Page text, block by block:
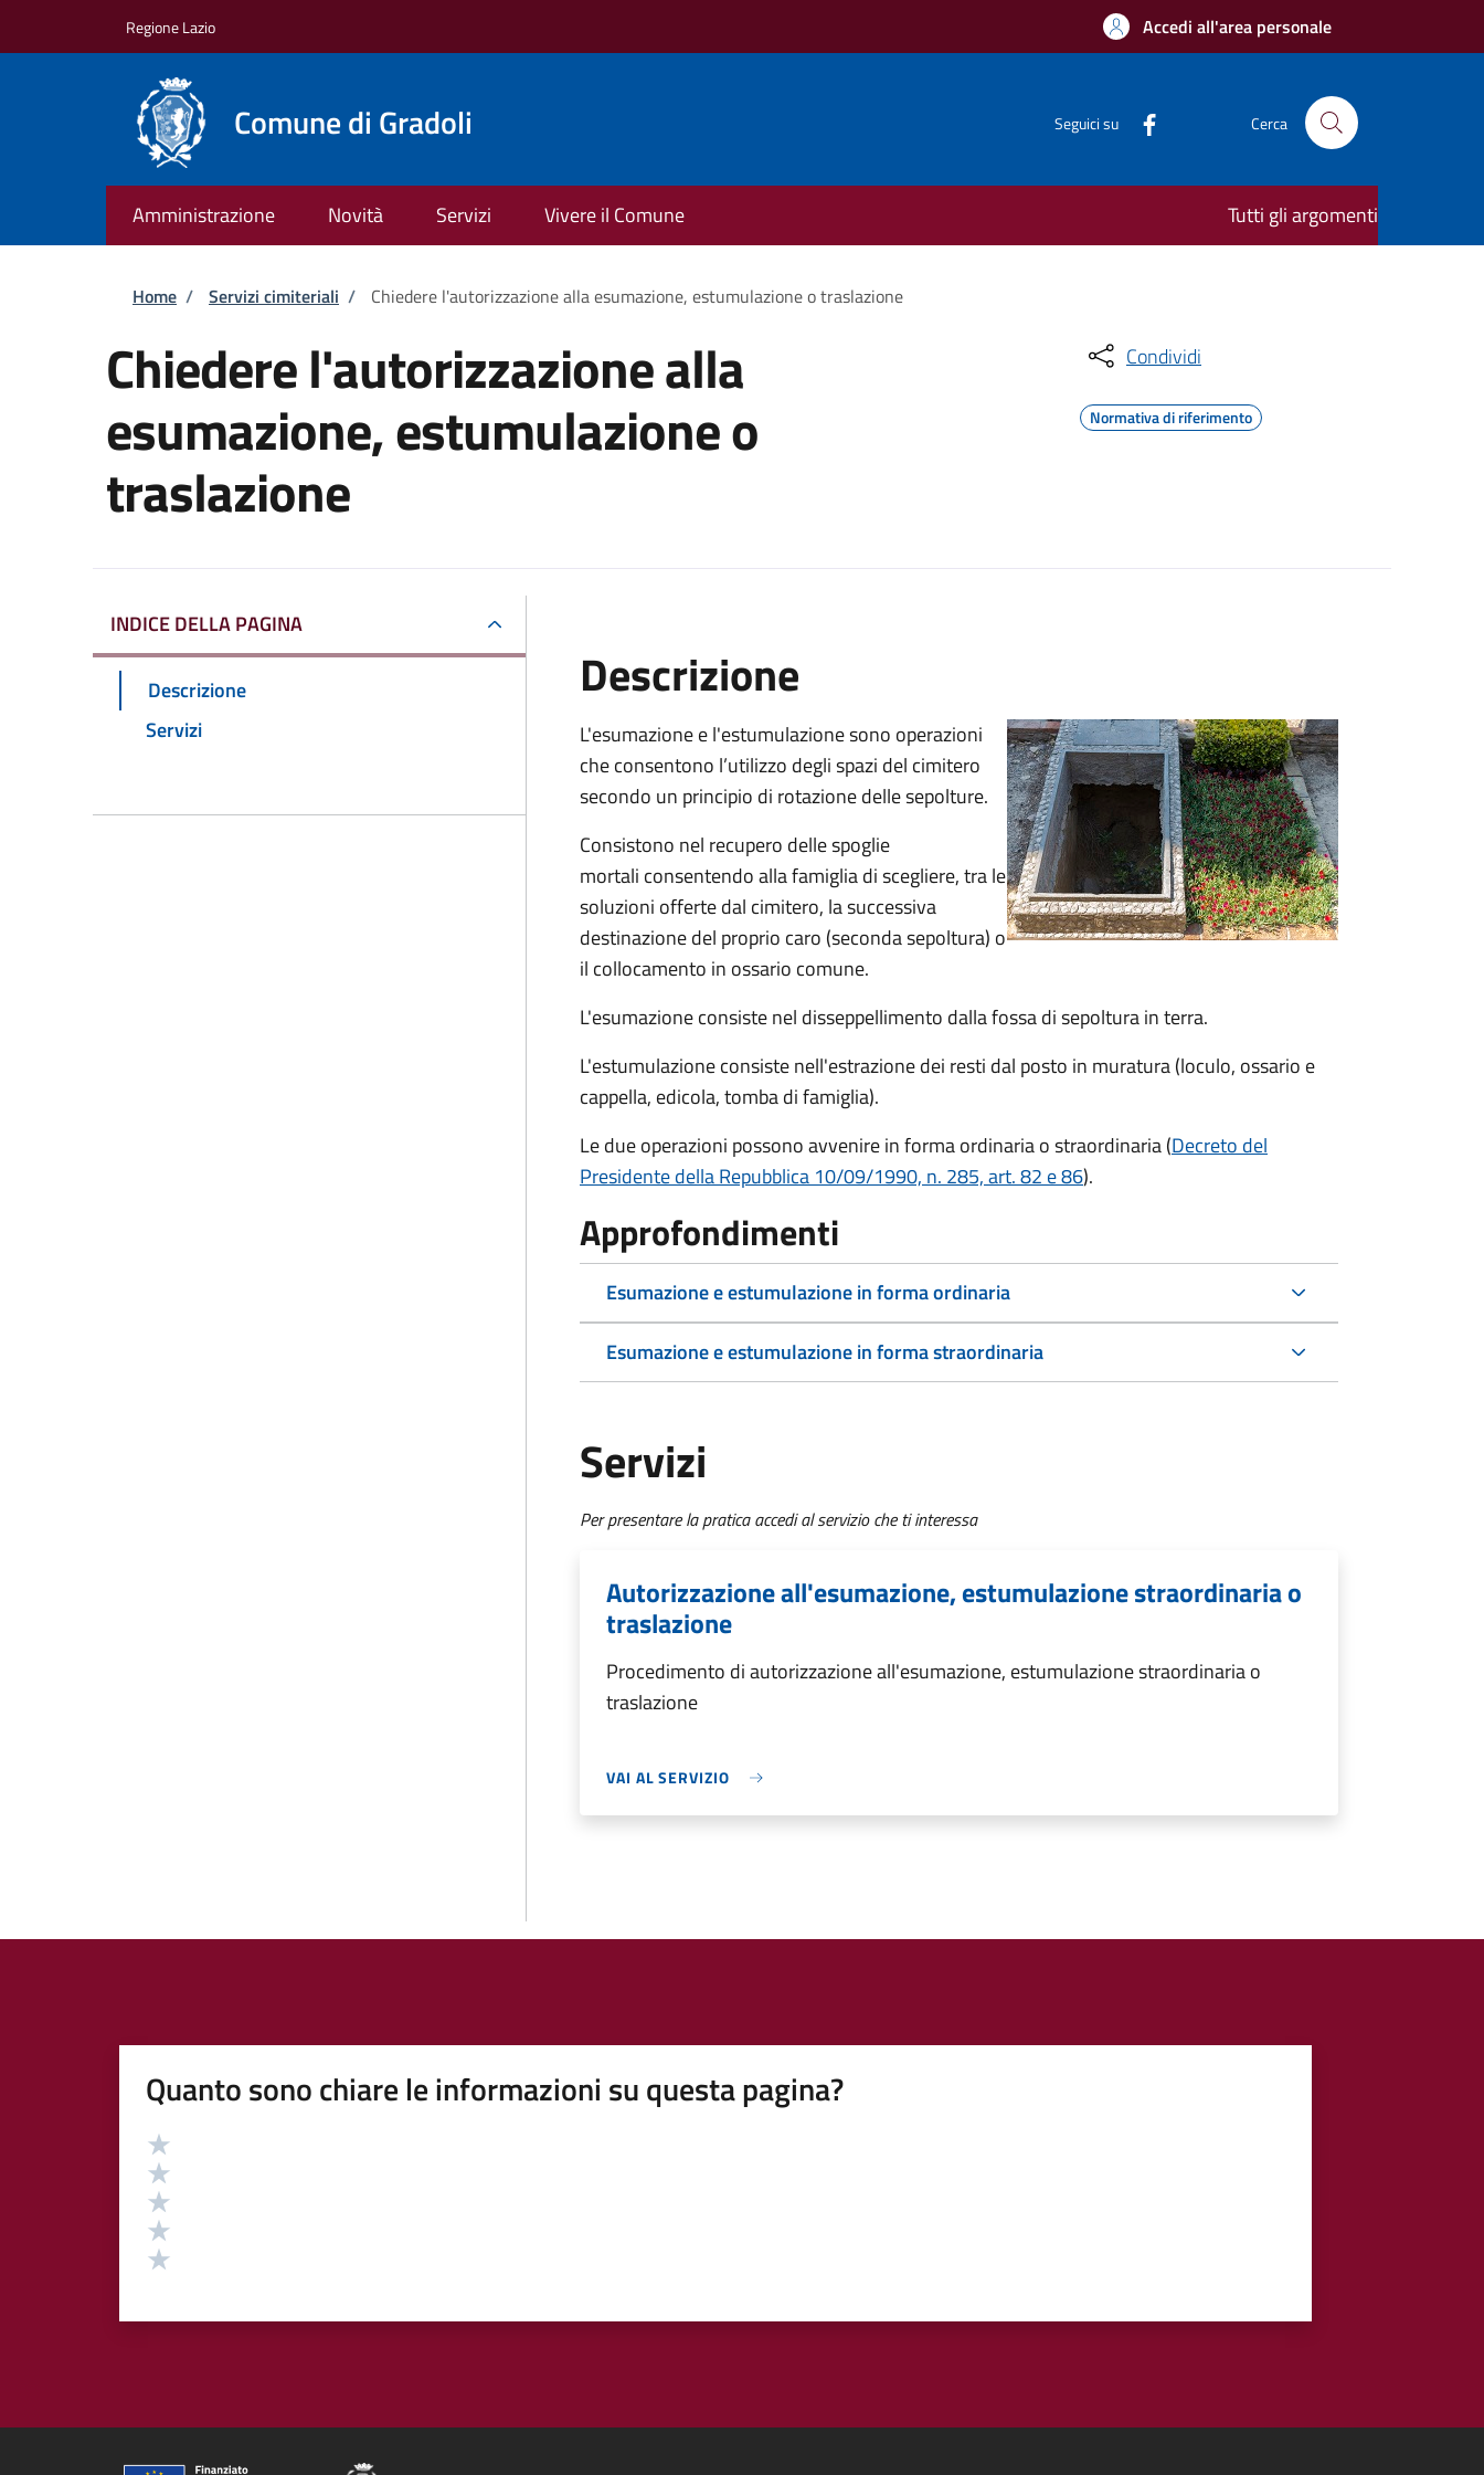
Regione Lazio Accedi all'area personale
Comune di Gradoli Seguici su Cerca
Amministrazione Novità Servizi Vivere il Comune Tutti gli argomenti
Briciole di pane
Home / Servizi cimiteriali / Chiedere l'autorizzazione alla esumazione, estumulazione o traslazione
Chiedere l'autorizzazione alla
esumazione, estumulazione o
traslazione
Condividi
Normativa di riferimento
INDICE DELLA PAGINA
Descrizione
Servizi
Descrizione
L'esumazione e l'estumulazione sono operazioni
che consentono l’utilizzo degli spazi del cimitero
secondo un principio di rotazione delle sepolture.
Consistono nel recupero delle spoglie
mortali consentendo alla famiglia di scegliere, tra le
soluzioni offerte dal cimitero, la successiva
destinazione del proprio caro (seconda sepoltura) o
il collocamento in ossario comune.
L'esumazione consiste nel disseppellimento dalla fossa di sepoltura in terra.
L'estumulazione consiste nell'estrazione dei resti dal posto in muratura (loculo, ossario e
cappella, edicola, tomba di famiglia).
Le due operazioni possono avvenire in forma ordinaria o straordinaria (Decreto del
Presidente della Repubblica 10/09/1990, n. 285, art. 82 e 86).
Approfondimenti
Esumazione e estumulazione in forma ordinaria
Esumazione e estumulazione in forma straordinaria
Servizi
Per presentare la pratica accedi al servizio che ti interessa
Autorizzazione all'esumazione, estumulazione straordinaria o
traslazione
Procedimento di autorizzazione all'esumazione, estumulazione straordinaria o
traslazione
VAI AL SERVIZIO
Quanto sono chiare le informazioni su questa pagina?
Valutazione